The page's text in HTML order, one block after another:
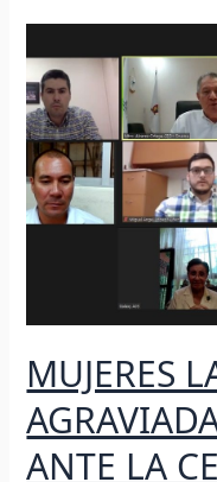
MUJERES
ANTE LA
LAS
MÁS
AGRAVIADAS
EN
QUEJAS
ANTE
LA